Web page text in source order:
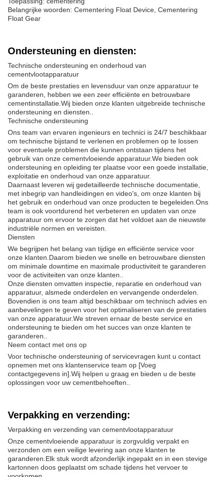
Belangrijke woorden: Cementering Float Device, Cementering
Float Gear
Ondersteuning en diensten:
Technische ondersteuning en onderhoud van
cementvlootapparatuur
Om de beste prestaties en levensduur van onze apparatuur te
garanderen, hebben we een zeer efficiënte en betrouwbare
cementinstallatie.Wij bieden onze klanten uitgebreide technische
ondersteuning en diensten..
Technische ondersteuning
Ons team van ervaren ingenieurs en technici is 24/7 beschikbaar
om technische bijstand te verlenen en problemen op te lossen
voor eventuele problemen die kunnen ontstaan tijdens het
gebruik van onze cementvloeiende apparatuur.We bieden ook
ondersteuning en opleiding ter plaatse voor een goede installatie,
exploitatie en onderhoud van onze apparatuur.
Daarnaast leveren wij gedetailleerde technische documentatie,
met inbegrip van handleidingen en video's, om onze klanten bij
het gebruik en onderhoud van onze producten te begeleiden.Ons
team is ook voortdurend het verbeteren en updaten van onze
apparatuur om ervoor te zorgen dat het voldoet aan de nieuwste
industriële normen en vereisten.
Diensten
We begrijpen het belang van tijdige en efficiënte service voor
onze klanten.Daarom bieden we snelle en betrouwbare diensten
om minimale downtime en maximale productiviteit te garanderen
voor de activiteiten van onze klanten..
Onze diensten omvatten inspectie, reparatie en onderhoud van
apparatuur, alsmede onderdelen en vervangende onderdelen.
Bovendien is ons team altijd beschikbaar om technisch advies en
aanbevelingen te geven voor het optimaliseren van de prestaties
van onze apparatuur.We streven ernaar de beste service en
ondersteuning te bieden om het succes van onze klanten te
garanderen..
Neem contact met ons op
Voor technische ondersteuning of servicevragen kunt u contact
opnemen met ons klantenservice team op [Voeg
contactgegevens in].Wij helpen u graag en bieden u de beste
oplossingen voor uw cementbehoeften..
Verpakking en verzending:
Verpakking en verzending van cementvlootapparatuur
Onze cementvloeiende apparatuur is zorgvuldig verpakt en
verzonden om een veilige levering aan onze klanten te
garanderen.Elk stuk wordt afzonderlijk ingepakt en in een stevige
kartonnen doos geplaatst om schade tijdens het vervoer te